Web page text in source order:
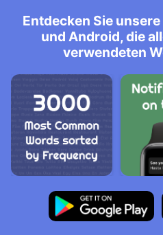
Entdecken Sie
und Android, die
verwendeten